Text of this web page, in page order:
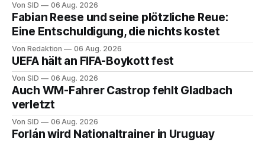
Von SID 06 Aug. 2026
Fabian Reese und seine plötzliche Reue:
Eine Entschuldigung, die nichts kostet
Von Redaktion 06 Aug. 2026
UEFA hält an FIFA-Boykott fest
Von SID 06 Aug. 2026
Auch WM-Fahrer Castrop fehlt Gladbach
verletzt
Von SID 06 Aug. 2026
Forlán wird Nationaltrainer in Uruguay